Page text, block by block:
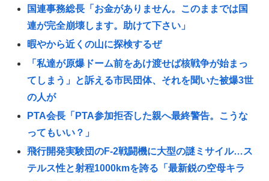
国連事務総長「お金がありません。このままでは国
連が完全崩壊します。助けて下さい」
暇やから近くの山に探検するぜ
「私達が原爆ドーム前をあけ渡せば核戦争が始まっ
てしまう」と訴える市民団体、それを聞いた被爆3世
の人が
PTA会長「PTA参加拒否した親へ最終警告。こうな
ってもいい？」
飛行開発実験団のF-2戦闘機に大型の謎ミサイル…ス
テルス性と射程1000kmを誇る「最新鋭の空母キラ